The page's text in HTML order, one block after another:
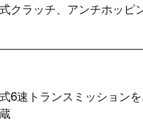
クラッチ、アンチホッピ
6速トランスミッション